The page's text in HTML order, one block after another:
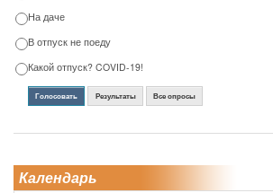
На даче
В отпуск не поеду
Какой отпуск? COVID-19!
Голосовать Результаты Все опросы
Календарь